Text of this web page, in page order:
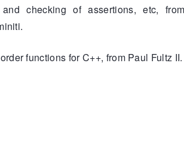
and checking of assertions, etc,
functions for C++, from Paul Fultz II.